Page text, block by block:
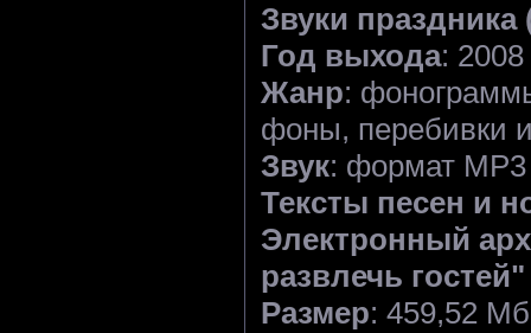
Звуки праздника
Год выхода: 2008
Жанр:
фоны, перебивки
Звук: формат MP3
Тексты песен и
Электронный
развлечь гостей"
Размер: 459,52 Мб